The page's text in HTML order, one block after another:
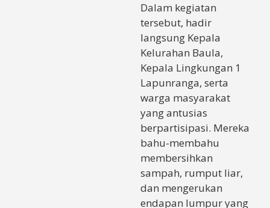
Dalam kegiatan
tersebut, hadir
langsung Kepala
Kelurahan Baula,
Kepala Lingkungan 1
Lapunranga, serta
warga masyarakat
yang antusias
berpartisipasi. Mereka
bahu-membahu
membersihkan
sampah, rumput liar,
dan mengerukan
endapan lumpur yang